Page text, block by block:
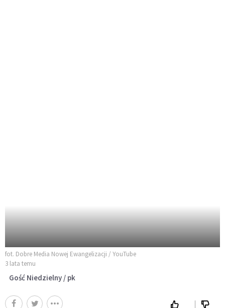
fot. Dobre Media Nowej Ewangelizacji / YouTube
3 lata temu
Gość Niedzielny / pk